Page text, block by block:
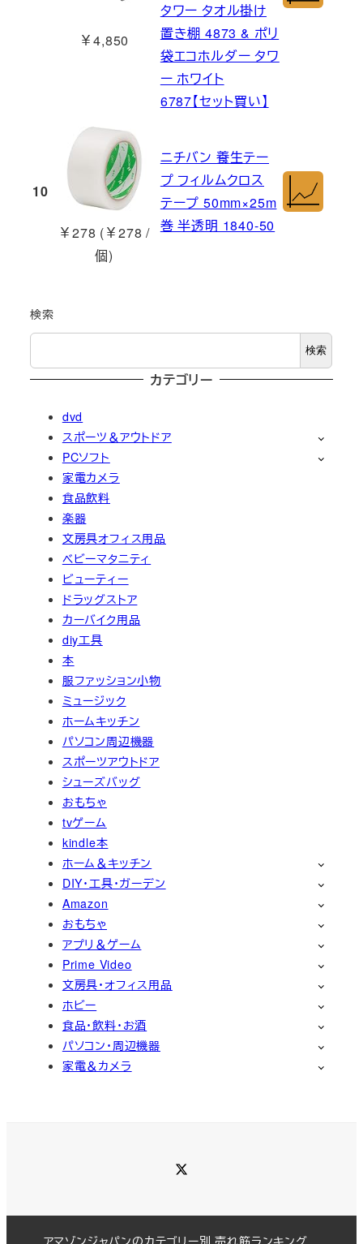
￥4,850
タワー タオル掛け
置き棚 4873 & ポリ
袋エコホルダー タワ
ー ホワイト
6787【セット買い】
10
￥278 (￥278 /
個)
ニチバン 養生テー
プ フィルムクロス
テープ 50mm×25m
巻 半透明 1840-50
検索
検索
カテゴリー
dvd
スポーツ＆アウトドア
PCソフト
家電カメラ
食品飲料
楽器
文房具オフィス用品
ベビーマタニティ
ビューティー
ドラッグストア
カーバイク用品
diy工具
本
服ファッション小物
ミュージック
ホームキッチン
パソコン周辺機器
スポーツアウトドア
シューズバッグ
おもちゃ
tvゲーム
kindle本
ホーム＆キッチン
DIY・工具・ガーデン
Amazon
おもちゃ
アプリ＆ゲーム
Prime Video
文房具・オフィス用品
ホビー
食品・飲料・お酒
パソコン・周辺機器
家電＆カメラ
アマゾンジャパンのカテゴリー別 売れ筋ランキング